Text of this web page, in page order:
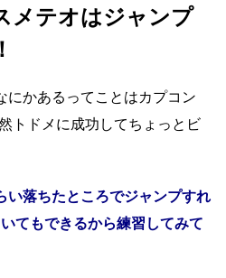
メテオはジャンプ
にかあるってことはカプコン
トドメに成功してちょっとビ
い落ちたところでジャンプすれ
てもできるから練習してみて